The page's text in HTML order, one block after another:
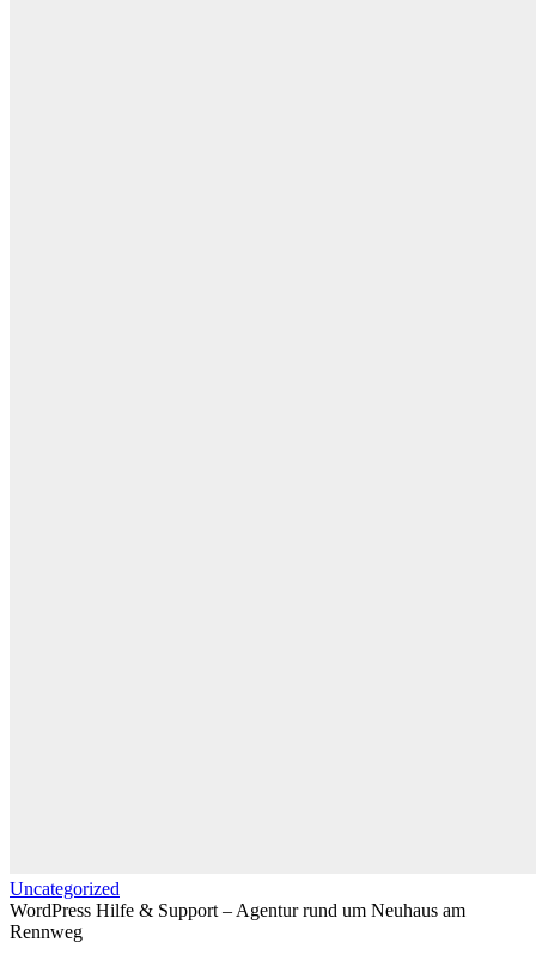
Uncategorized
WordPress Hilfe & Support – Agentur rund um Neuhaus am
Rennweg